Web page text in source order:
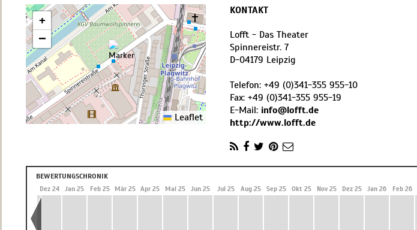
+
−
Leaflet
KONTAKT
Lofft - Das Theater
Spinnereistr. 7
D-04179 Leipzig
Telefon: +49 (0)341-355 955-10
Fax: +49 (0)341-355 955-19
E-Mail: info@lofft.de
http://www.lofft.de
BEWERTUNGSCHRONIK
Dez 24 Jan 25 Feb 25 Mär 25 Apr 25 Mai 25 Jun 25 Jul 25 Aug 25 Sep 25 Okt 25 Nov 25 Dez 25 Jan 26 Feb 26